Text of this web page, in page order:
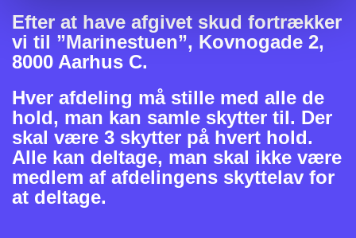
Efter at have afgivet skud fortrækker
vi til ”Marinestuen”, Kovnogade 2,
8000 Aarhus C.
Hver afdeling må stille med alle de
hold, man kan samle skytter til. Der
skal være 3 skytter på hvert hold.
Alle kan deltage, man skal ikke være
medlem af afdelingens skyttelav for
at deltage.